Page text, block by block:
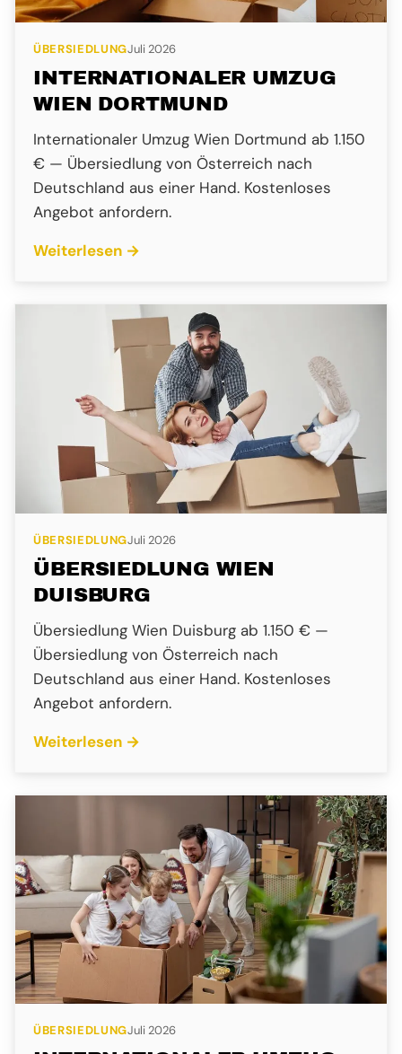
ÜBERSIEDLUNGJuli 2026
INTERNATIONALER UMZUG
WIEN DORTMUND
Internationaler Umzug Wien Dortmund ab 1.150
€ — Übersiedlung von Österreich nach
Deutschland aus einer Hand. Kostenloses
Angebot anfordern.
Weiterlesen →
ÜBERSIEDLUNGJuli 2026
ÜBERSIEDLUNG WIEN
DUISBURG
Übersiedlung Wien Duisburg ab 1.150 € —
Übersiedlung von Österreich nach
Deutschland aus einer Hand. Kostenloses
Angebot anfordern.
Weiterlesen →
ÜBERSIEDLUNGJuli 2026